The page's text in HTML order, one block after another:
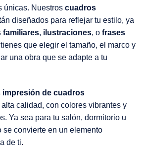
únicas. Nuestros cuadros
diseñados para reflejar tu estilo, ya
familiares, ilustraciones, o frases
que elegir el tamaño, el marco y
una obra que se adapte a tu
impresión de cuadros
alta calidad, con colores vibrantes y
Ya sea para tu salón, dormitorio u
se convierte en un elemento
de ti.